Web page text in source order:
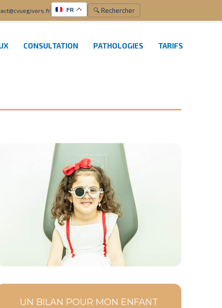
FR 🔍 Rechercher
CONSULTATION PATHOLOGIES TARIFS
UN BILAN POUR MON ENFANT